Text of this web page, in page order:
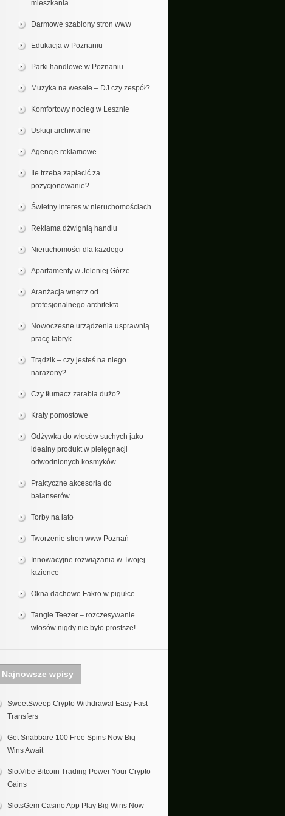
mieszkania
Darmowe szablony stron www
Edukacja w Poznaniu
Parki handlowe w Poznaniu
Muzyka na wesele – DJ czy zespół?
Komfortowy nocleg w Lesznie
Usługi archiwalne
Agencje reklamowe
Ile trzeba zapłacić za
pozycjonowanie?
Świetny interes w nieruchomościach
Reklama dźwignią handlu
Nieruchomości dla każdego
Apartamenty w Jeleniej Górze
Aranżacja wnętrz od
profesjonalnego architekta
Nowoczesne urządzenia usprawnią
pracę fabryk
Trądzik – czy jesteś na niego
narażony?
Czy tłumacz zarabia dużo?
Kraty pomostowe
Odżywka do włosów suchych jako
idealny produkt w pielęgnacji
odwodnionych kosmyków.
Praktyczne akcesoria do
balanserów
Torby na lato
Tworzenie stron www Poznań
Innowacyjne rozwiązania w Twojej
łazience
Okna dachowe Fakro w pigułce
Tangle Teezer – rozczesywanie
włosów nigdy nie było prostsze!
Najnowsze wpisy
SweetSweep Crypto Withdrawal Easy Fast
Transfers
Get Snabbare 100 Free Spins Now Big
Wins Await
SlotVibe Bitcoin Trading Power Your Crypto
Gains
SlotsGem Casino App Play Big Wins Now